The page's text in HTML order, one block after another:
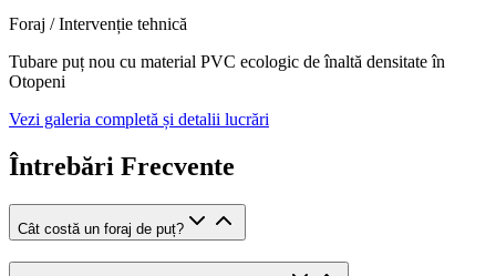
Foraj / Intervenție tehnică
Tubare puț nou cu material PVC ecologic de înaltă densitate în
Otopeni
Vezi galeria completă și detalii lucrări
Întrebări Frecvente
Cât costă un foraj de puț?